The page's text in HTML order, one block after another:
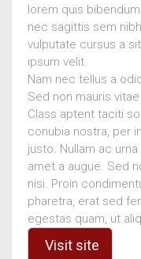
lorem quis
nec sagittis sem
vulputate cursus a
ipsum velit.
Nam nec tellus a
Sed non mauris
Class aptent taciti
conubia nostra, per
justo. Nullam ac
amet a augue. Sed
nisi. Proin
pharetra, erat sed
egestas quam, ut
Visit site